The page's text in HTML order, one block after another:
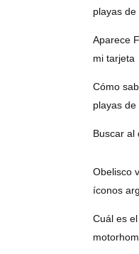
playas
Aparece
mi tarjeta
Cómo
playas de
Buscar al
Obelisco
íconos
Cuál es